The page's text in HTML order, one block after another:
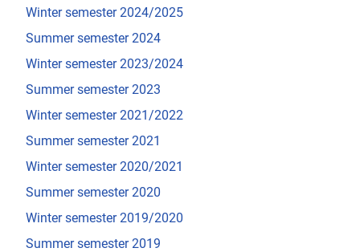
Winter semester 2024/2025
Summer semester 2024
Winter semester 2023/2024
Summer semester 2023
Winter semester 2021/2022
Summer semester 2021
Winter semester 2020/2021
Summer semester 2020
Winter semester 2019/2020
Summer semester 2019